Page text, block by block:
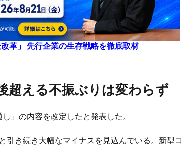
革」 先行企業の生存戦略を徹底取材
超える不振ぶりは変わらず
」の内容を改定したと発表した。
引き続き大幅なマイナスを見込んでいる。新型コ